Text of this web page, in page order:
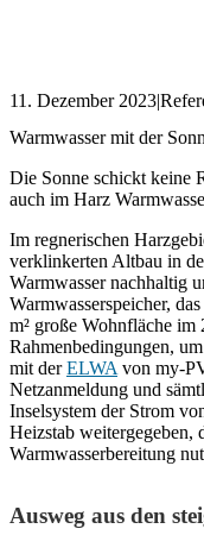
11. Dezember 2023|
Warmwasser mit der
Die Sonne schickt keine
auch im Harz
Im regnerischen
verklinkerten Altbau in
Warmwasser nachhaltig
Warmwasserspeicher,
m² große Wohnfläche im
Rahmenbedingungen,
mit derELWAvon my-
Netzanmeldung und
Inselsystem der Strom
Heizstab weitergegeben,
Warmwasserbereitung
Ausweg aus den